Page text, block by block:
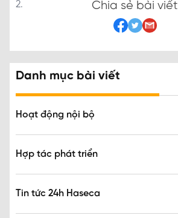
Chia sẻ bài viết
Danh mục bài viết
Hoạt động nội bộ
Hợp tác phát triển
Tin tức 24h Haseca